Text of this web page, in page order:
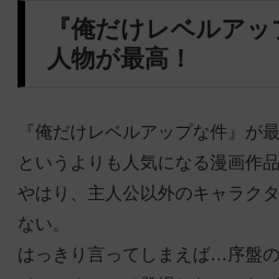
『俺だけレベルア
人物が最高！
『俺だけレベルアップな件』が
というよりも人気になる漫画作
やはり、主人公以外のキャラク
ない。
はっきり言ってしまえば…序盤